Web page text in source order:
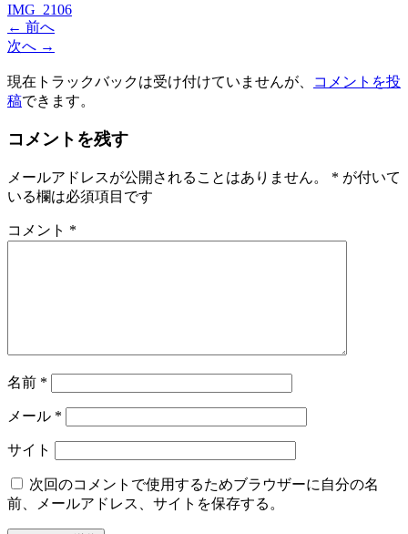
IMG_2106
← 前へ
次へ →
現在トラックバックは受け付けていませんが、
コメントを投
稿できます。
コメントを残す
メールアドレスが公開されることはありません。 * が付いて
いる欄は必須項目です
コメント *
名前 *
メール *
サイト
次回のコメントで使用するためブラウザーに自分の名
前、メールアドレス、サイトを保存する。